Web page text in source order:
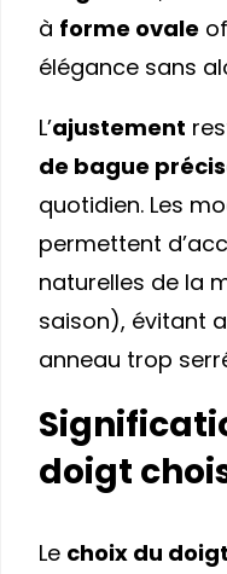
à forme ovale
élégance sans
L’ajustement
de bague
quotidien. Les
permettent
naturelles de la
saison), évitant
anneau trop
doigt
Le choix du doigt